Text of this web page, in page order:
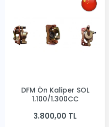
DFM Ön Kaliper SOL
1,100/1,300CC
3.800,00 TL